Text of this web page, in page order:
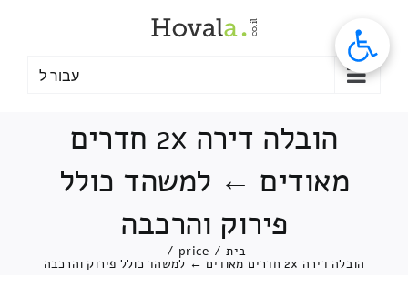
עבור ל
הובלה דירה 2x חדרים
מאודים ← למשהד כולל
פירוק והרכבה
בית /
price
/
הובלה דירה 2x חדרים מאודים ← למשהד כולל פירוק והרכבה